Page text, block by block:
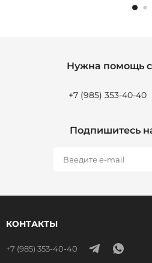
Нужна помощь
+7 (985) 353-40-40
Подпишитесь
КОНТАКТЫ
+7 (985) 353-40-40